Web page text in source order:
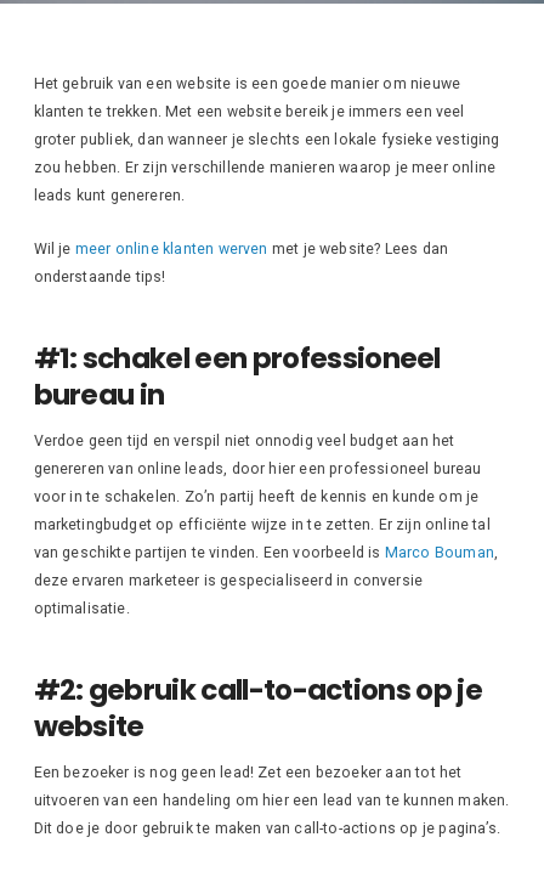
Het gebruik van een website is een goede manier om nieuwe
klanten te trekken. Met een website bereik je immers een veel
groter publiek, dan wanneer je slechts een lokale fysieke vestiging
zou hebben. Er zijn verschillende manieren waarop je meer online
leads kunt genereren.
Wil je meer online klanten werven met je website? Lees dan
onderstaande tips!
#1: schakel een professioneel
bureau in
Verdoe geen tijd en verspil niet onnodig veel budget aan het
genereren van online leads, door hier een professioneel bureau
voor in te schakelen. Zo’n partij heeft de kennis en kunde om je
marketingbudget op efficiënte wijze in te zetten. Er zijn online tal
van geschikte partijen te vinden. Een voorbeeld is Marco Bouman,
deze ervaren marketeer is gespecialiseerd in conversie
optimalisatie.
#2: gebruik call-to-actions op je
website
Een bezoeker is nog geen lead! Zet een bezoeker aan tot het
uitvoeren van een handeling om hier een lead van te kunnen maken.
Dit doe je door gebruik te maken van call-to-actions op je pagina’s.